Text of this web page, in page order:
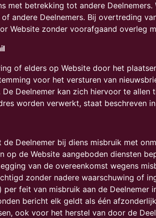
met betrekking tot andere
andere Deelnemers. Bij overtreding
Website zonder voorafgaand overleg
of elders op Website door het
voor het versturen van
Deelnemer kan zich hiervoor te
worden verwerkt, staat beschreven
Deelnemer bij diens misbruik met
op de Website aangeboden diensten
van de overeenkomst wegens
zonder nadere waarschuwing of
feit van misbruik aan de
bericht elk geldt als één
ook voor het herstel van door de